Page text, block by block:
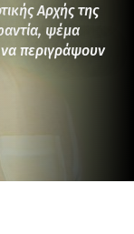
Αρχής της
ψέμα
περιγράψουν